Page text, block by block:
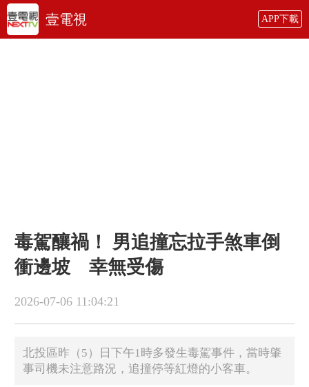
壹電視 APP下載
毒駕釀禍！ 男追撞忘拉手煞車倒
衝邊坡 幸無受傷
2026-07-06 11:04:21
北投區昨（5）日下午1時多發生毒駕事件，當時肇
事司機未注意路況，追撞停等紅燈的小客車。